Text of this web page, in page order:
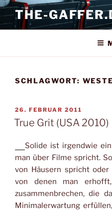
Zum
Inhalt
springen
THE-
SCHLAGWORT:
VERÖFFENTLICHT
AM
26. FEBRUAR 2011
True Grit (USA 2010)
Solide ist irgendwie
man über Filme spricht.
von Häusern spricht
von denen man
zusammenbrechen, die
Minimalerwartung